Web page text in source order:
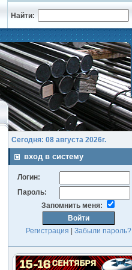
Найти:
Сегодня: 08 августа 2026г.
вход в систему
Логин:
Пароль:
Запомнить меня:
Регистрация Забыли пароль?